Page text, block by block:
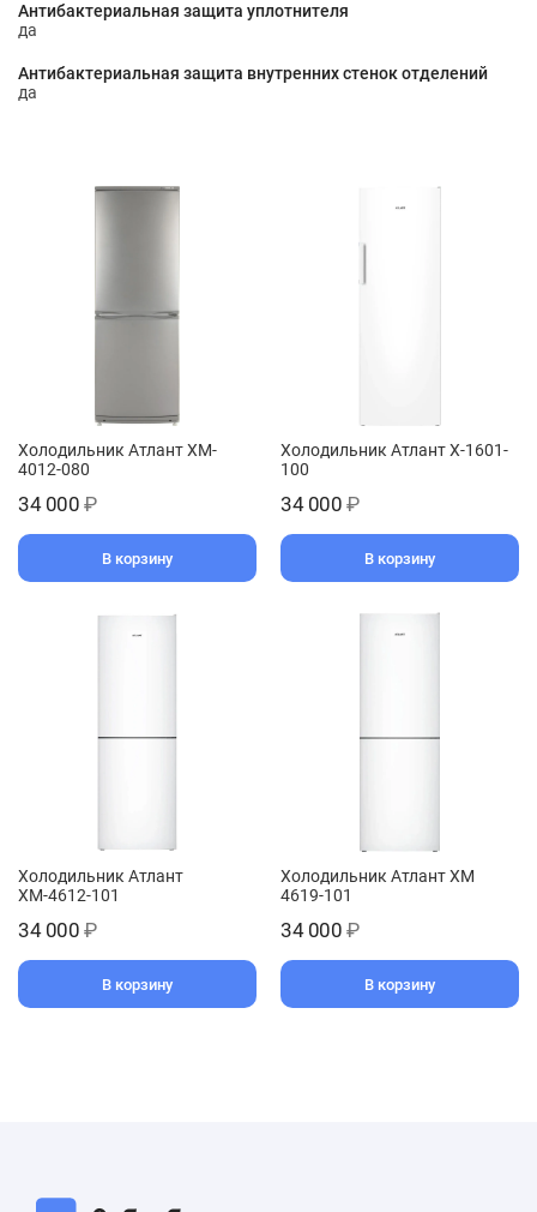
Антибактериальная защита уплотнителя
да
Антибактериальная защита внутренних стенок отделений
да
Холодильник Атлант XM-
4012-080
34 000 ₽
В корзину
Холодильник Атлант Х-1601-
100
34 000 ₽
В корзину
Холодильник Атлант
ХМ-4612-101
34 000 ₽
В корзину
Холодильник Атлант ХМ
4619-101
34 000 ₽
В корзину